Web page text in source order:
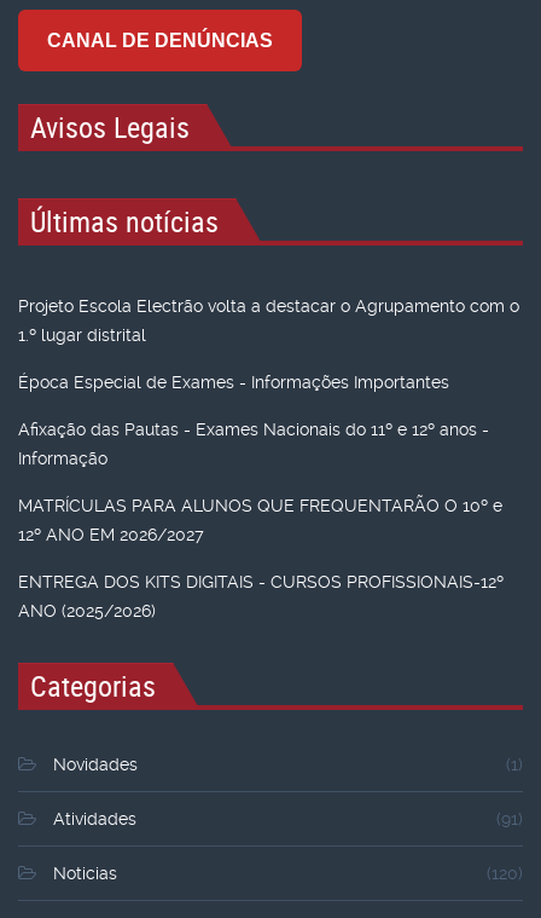
CANAL DE DENÚNCIAS
Avisos Legais
Últimas notícias
Projeto Escola Electrão volta a destacar o Agrupamento com o
1.º lugar distrital
Época Especial de Exames - Informações Importantes
Afixação das Pautas - Exames Nacionais do 11º e 12º anos -
Informação
MATRÍCULAS PARA ALUNOS QUE FREQUENTARÃO O 10º e
12º ANO EM 2026/2027
ENTREGA DOS KITS DIGITAIS - CURSOS PROFISSIONAIS-12º
ANO (2025/2026)
Categorias
Novidades (1)
Atividades (91)
Noticias (120)